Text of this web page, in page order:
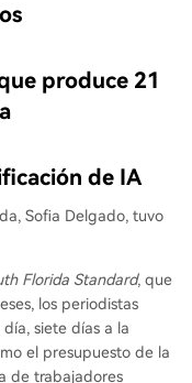
produce 21
de IA
Sofia Delgado, tuvo
Florida Standard, que
los periodistas
siete días a la
el presupuesto de la
de trabajadores